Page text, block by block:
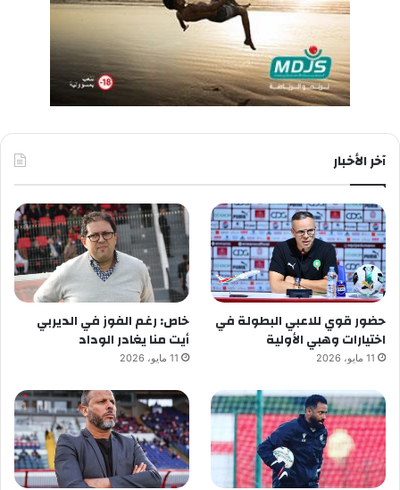
آخر الأخبار
حضور قوي للاعبي البطولة في
اختيارات وهبي الأولية
11 مايو، 2026
خاص: رغم الفوز في الديربي
أيت منا يغادر الوداد
11 مايو، 2026